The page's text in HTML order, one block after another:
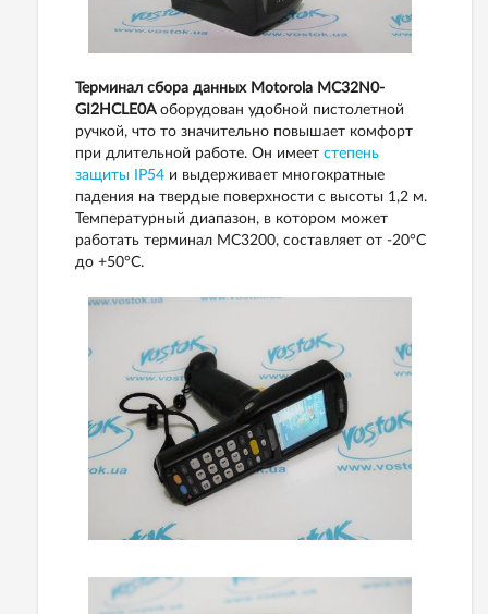
Терминал сбора данных Motorola MC32N0-
GI2HCLE0Aоборудован удобной пистолетной
ручкой, что то значительно повышает комфорт
при длительной работе. Он имеет степень
защиты IP54 и выдерживает многократные
падения на твердые поверхности с высоты 1,2 м.
Температурный диапазон, в котором может
работать терминал MC3200, составляет от -20°C
до +50°C.